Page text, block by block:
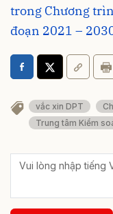
trong Chương
đoạn 2021 –
vắc xin DPT
Trung tâm Kiểm